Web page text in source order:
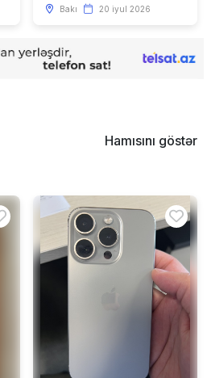
Bakı 20 iyul 2026
Hamısını göstər